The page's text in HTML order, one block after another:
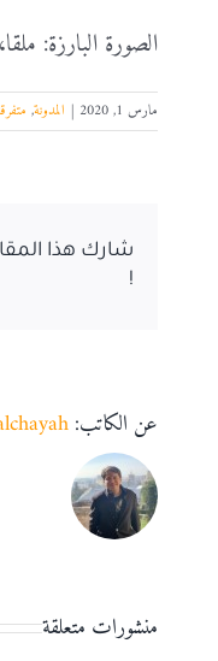
الصورة البارزة:
مارس 1, 2020 | المدونة,
شارك هذا
!
عن الكاتب:
منشورات متعلقة